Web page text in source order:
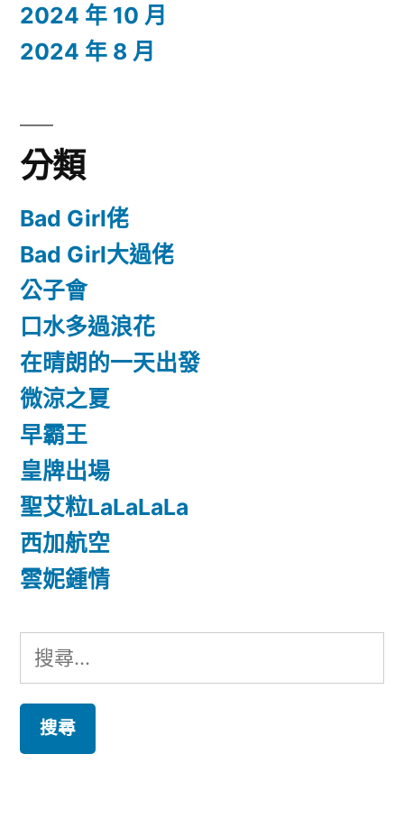
2024 年 10 月
2024 年 8 月
分類
Bad Girl佬
Bad Girl大過佬
公子會
口水多過浪花
在晴朗的一天出發
微涼之夏
早霸王
皇牌出場
聖艾粒LaLaLaLa
西加航空
雲妮鍾情
搜
尋
鍵